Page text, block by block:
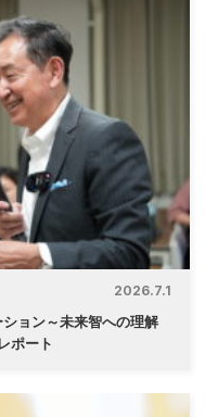
2026.7.1
ョン～未来智への理解
ポート